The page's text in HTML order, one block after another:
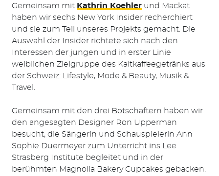
Gemeinsam mit Kathrin Koehler und Mackat
haben wir sechs New York Insider recherchiert
und sie zum Teil unseres Projekts gemacht. Die
Auswahl der Insider richtete sich nach den
Interessen der jungen und in erster Linie
weiblichen Zielgruppe des Kaltkaffeegetränks aus
der Schweiz: Lifestyle, Mode & Beauty, Musik &
Travel.
Gemeinsam mit den drei Botschaftern haben wir
den angesagten Designer Ron Upperman
besucht, die Sängerin und Schauspielerin Ann
Sophie Duermeyer zum Unterricht ins Lee
Strasberg Institute begleitet und in der
berühmten Magnolia Bakery Cupcakes gebacken.